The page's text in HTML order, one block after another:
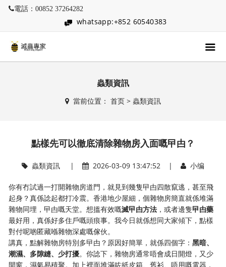
電話：00852 37264282
whatsapp:+852 60540383
蟲類資訊
當前位置： 首页> 蟲類資訊
點樣先可以徹底清除雜物房入面嘅曱甴？
蟲類資訊| 2026-03-09 13:47:52 | 小编
你有冇試過一打開雜物房道門，就見到幾隻曱甴四散竄逃，甚至飛
起身？真係諗起都打冷震。香港地少屋細，個雜物房簡直就係堆滿
雜物同埋，曱甴嘅天堂。想搵有效嘅滅曱甴方法 ，或者邊隻曱甴藥
最好用，真係好多住戶嘅頭痕事。我今日就係想同大家傾下，點樣
對付呢啲匿藏喺雜物深處嘅傢伙。
講真，點解雜物房特別多曱甴？原因好簡單，就係四個字：黑暗、
潮濕、多隙縫、少打擾。你諗下，雜物房通常唔會成日開燈，又少
開窗，濕氣易積聚。加上裡面堆滿咗紙皮箱、舊衫、唔用嘅電器，